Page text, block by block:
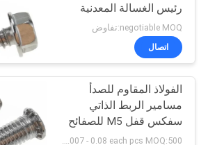
رئيس الغسالة المعدنية
التنصت رقم 14
negotiable MOQ:تفاوض
اتصال
الفولاذ المقاوم للصدأ
مسامير الربط الذاتي
سفكس قفل M5 للصفائح
المعدنية